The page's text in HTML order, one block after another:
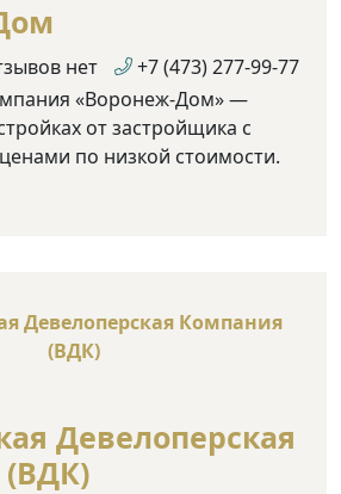
нет
+7 (473) 277-99-77
«Воронеж-Дом» —
от застройщика с
по низкой стоимости.
Девелоперская